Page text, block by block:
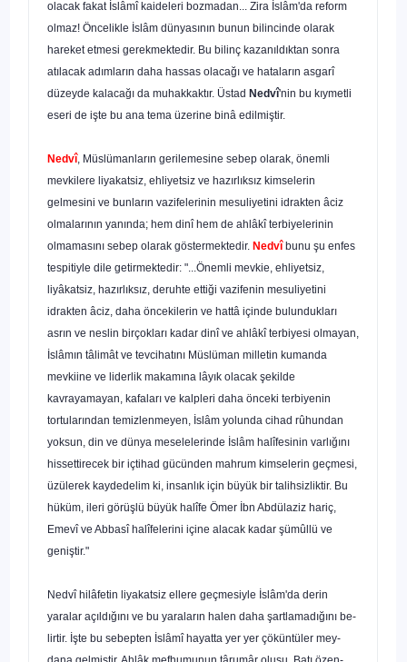
olacak fakat İslâmî kaideleri bozmadan... Zira İslâm'da reform
olmaz! Öncelikle İslâm dünyasının bunun bilincinde olarak
hareket etmesi gerekmektedir. Bu bilinç kazanıldıktan sonra
atılacak adımların daha hassas olacağı ve hataların asgarî
düzeyde kalacağı da muhakkaktır. Üstad Nedvî'nin bu kıymet­li
eseri de işte bu ana tema üzerine binâ edilmiştir.
Nedvî, Müslümanların gerilemesine sebep olarak, önemli
mevkilere liyakatsiz, ehliyetsiz ve hazırlıksız kimselerin
gelmesi­ni ve bunların vazifelerinin mesuliyetini idrakten âciz
olmaları­nın yanında; hem dinî hem de ahlâkî terbiyelerinin
olmamasını sebep olarak göstermektedir. Nedvîbunu şu enfes
tespitiyle dile getirmektedir: "...Önemli mevkie, ehliyetsiz,
liyâkatsiz, hazır­lıksız, deruhte ettiği vazifenin mesuliyetini
idrakten âciz, daha öncekilerin ve hattâ içinde bulundukları
asrın ve neslin birçok­ları kadar dinî ve ahlâkî terbiyesi olmayan,
İslâmın tâlimât ve tevcihatını Müslüman milletin kumanda
mevkiine ve liderlik makamına lâyık olacak şekilde
kavrayamayan, kafaları ve kalp­leri daha önceki terbiyenin
tortularından temizlenmeyen, İslâm yolunda cihad rûhundan
yoksun, din ve dünya meselelerinde İslâm halîfesinin varlığını
hissettirecek bir içtihad gücünden mahrum kimselerin geçmesi,
üzülerek kaydedelim ki, insan­lık için büyük bir talihsizliktir. Bu
hüküm, ileri görüşlü büyük halîfe Ömer İbn Abdülaziz hariç,
Emevî ve Abbasî halîfelerini içine alacak kadar şümûllü ve
geniştir."
Nedvî hilâfetin liyakatsiz ellere geçmesiyle İslâm'da derin
yaralar açıldığını ve bu yaraların halen daha şartlamadığını be­
lirtir. İşte bu sebepten İslâmî hayatta yer yer çöküntüler mey­